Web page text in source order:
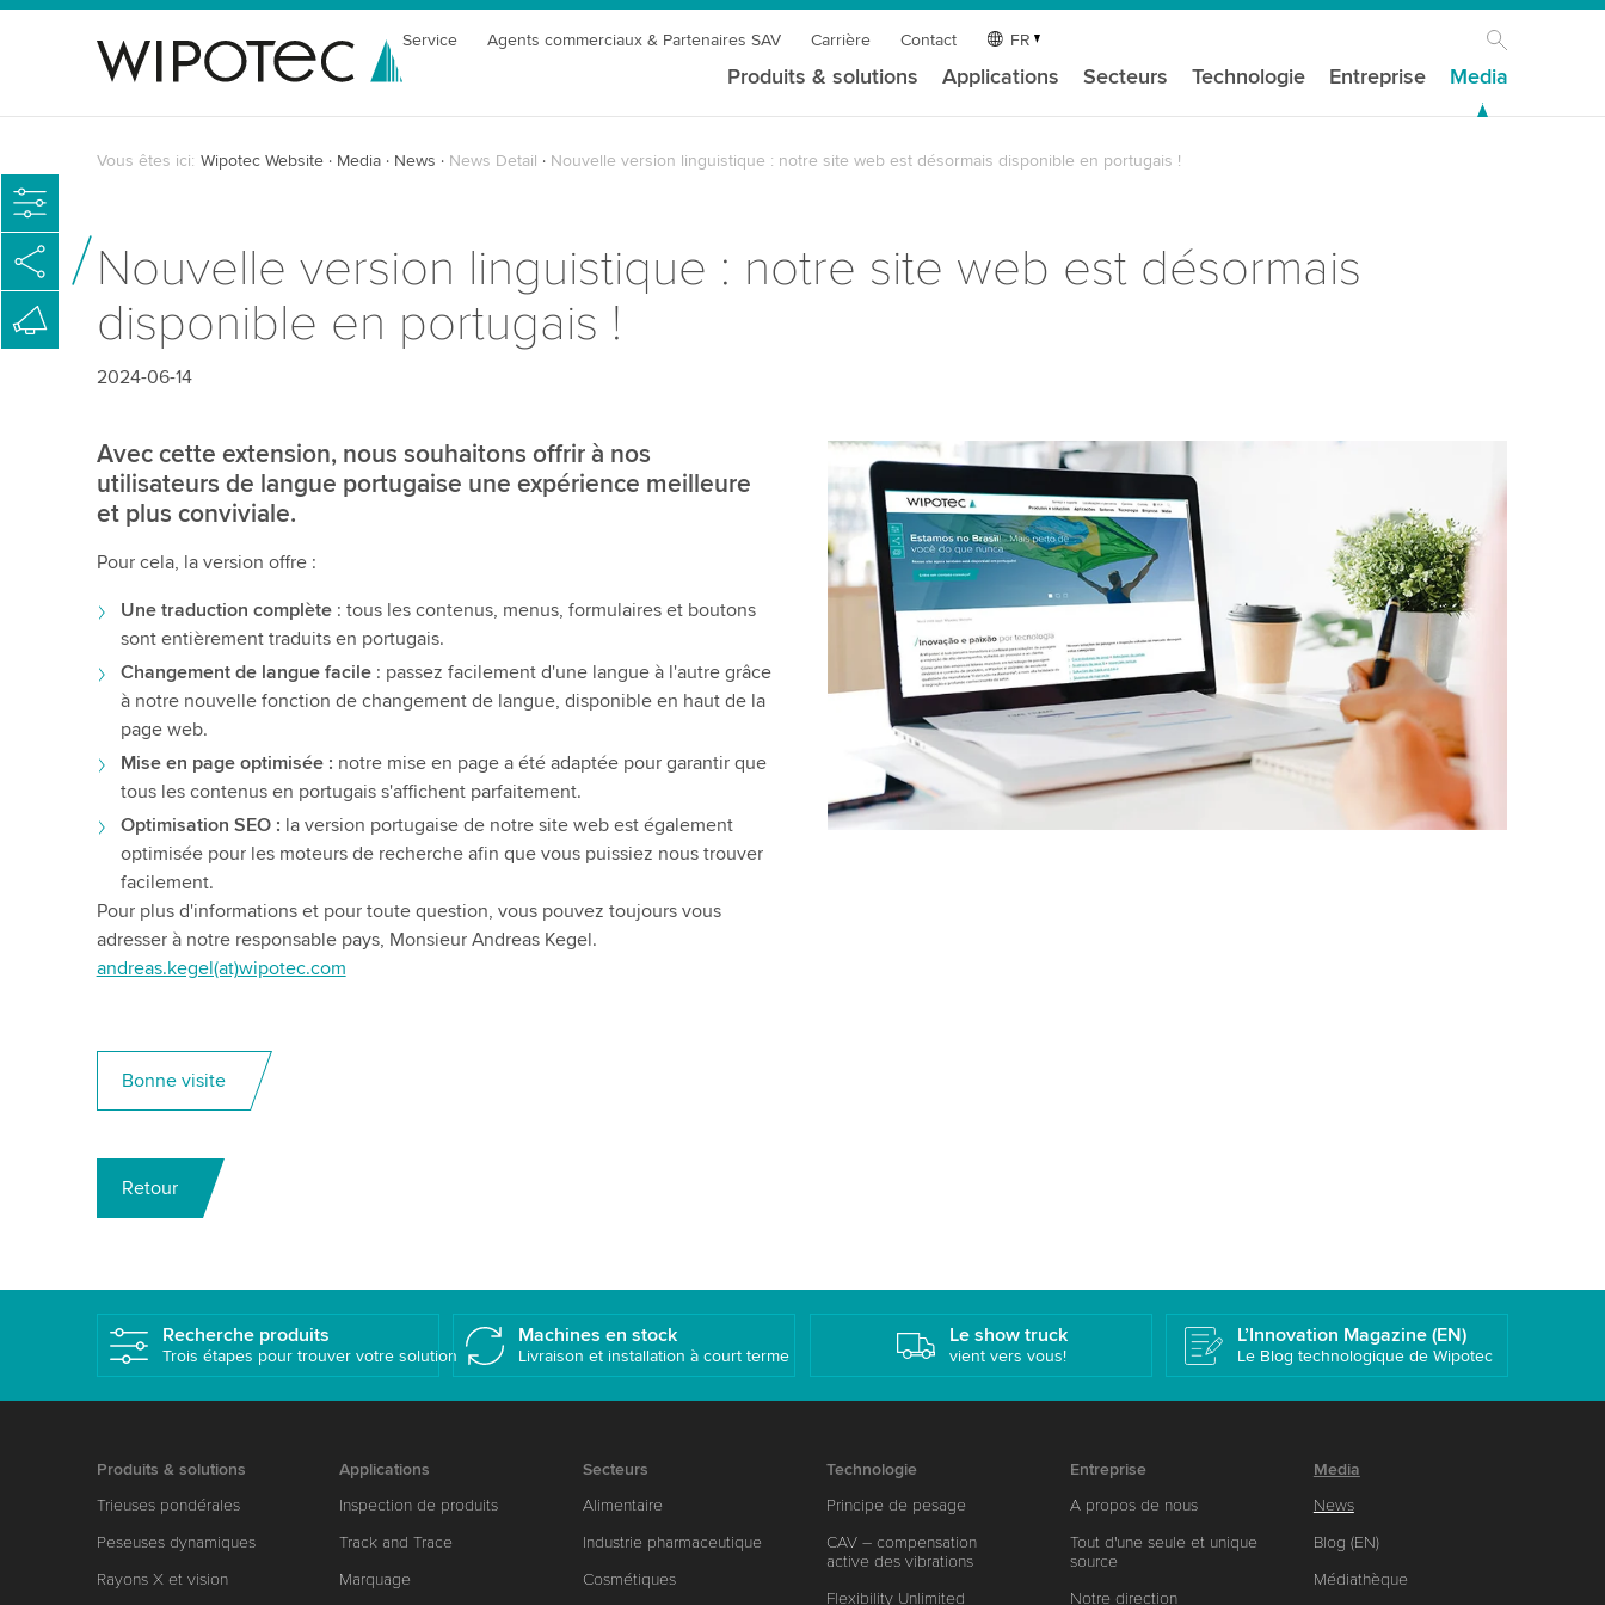
Service Agents commerciaux & Partenaires SAV Carrière Contact FR
Produits & solutions Applications Secteurs Technologie Entreprise Media
Vous êtes ici: Wipotec Website Media News News Detail Nouvelle version linguistique : notre site web est désormais disponible en portugais !
Nouvelle version linguistique : notre site web est désormais
disponible en portugais !
2024-06-14
Avec cette extension, nous souhaitons offrir à nos
utilisateurs de langue portugaise une expérience meilleure
et plus conviviale.
Pour cela, la version offre :
Une traduction complète : tous les contenus, menus, formulaires et boutons
sont entièrement traduits en portugais.
Changement de langue facile : passez facilement d'une langue à l'autre grâce
à notre nouvelle fonction de changement de langue, disponible en haut de la
page web.
Mise en page optimisée : notre mise en page a été adaptée pour garantir que
tous les contenus en portugais s'affichent parfaitement.
Optimisation SEO : la version portugaise de notre site web est également
optimisée pour les moteurs de recherche afin que vous puissiez nous trouver
facilement.
Pour plus d'informations et pour toute question, vous pouvez toujours vous
adresser à notre responsable pays, Monsieur Andreas Kegel.
andreas.kegel(at)wipotec.com
Bonne visite
Retour
Recherche produits
Trois étapes pour trouver votre solution
Machines en stock
Livraison et installation à court terme
Le show truck
vient vers vous!
L’Innovation Magazine (EN)
Le Blog technologique de Wipotec
Produits & solutions
Trieuses pondérales
Peseuses dynamiques
Rayons X et vision
Applications
Inspection de produits
Track and Trace
Marquage
Secteurs
Alimentaire
Industrie pharmaceutique
Cosmétiques
Technologie
Principe de pesage
CAV – compensation
active des vibrations
Flexibility Unlimited
Entreprise
A propos de nous
Tout d'une seule et unique
source
Notre direction
Media
News
Blog (EN)
Médiathèque